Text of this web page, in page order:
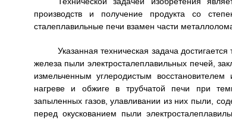
производств и получение продукта со
сталеплавильные печи взамен части
Указанная техническая задача
железа пыли электросталеплавильных печей,
измельченным углеродистым
нагреве и обжиге в трубчатой печи при
запыленных газов, улавливании из них пыли,
перед окускованием пыли